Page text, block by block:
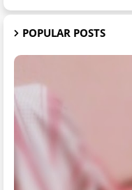
POPULAR POSTS